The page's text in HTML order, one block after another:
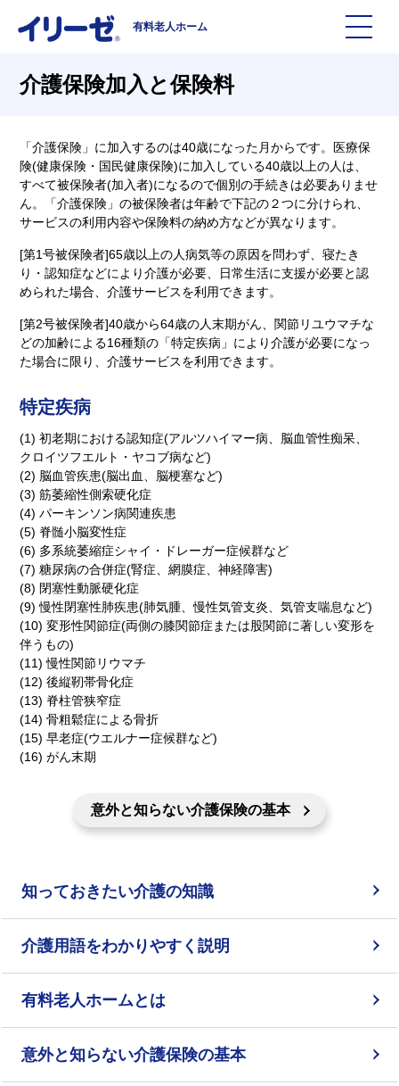
有料老人ホーム
施設を探す
イリーゼについて
イリーゼが選ばれる理由
一日の流れ
会社概要
入居までの流れ
お役立ち記事
知っておきたい介護の知識
介護用語をわかりやすく説明
有料老人ホームとは
意外と知らない介護保険の基本
有料老人ホームを選ぶ時のポイント
介護費用とお金について
その他
見学予約
採用情報
介護保険加入と保険料
「介護保険」に加入するのは40歳になった月からです。医療保
険(健康保険・国民健康保険)に加入している40歳以上の人は、
すべて被保険者(加入者)になるので個別の手続きは必要ありませ
ん。「介護保険」の被保険者は年齢で下記の２つに分けられ、
サービスの利用内容や保険料の納め方などが異なります。
[第1号被保険者]65歳以上の人病気等の原因を問わず、寝たき
り・認知症などにより介護が必要、日常生活に支援が必要と認
められた場合、介護サービスを利用できます。
[第2号被保険者]40歳から64歳の人末期がん、関節リユウマチな
どの加齢による16種類の「特定疾病」により介護が必要になっ
た場合に限り、介護サービスを利用できます。
特定疾病
(1) 初老期における認知症(アルツハイマー病、脳血管性痴呆、
クロイツフエルト・ヤコブ病など)
(2) 脳血管疾患(脳出血、脳梗塞など)
(3) 筋萎縮性側索硬化症
(4) パーキンソン病関連疾患
(5) 脊髄小脳変性症
(6) 多系統萎縮症シャイ・ドレーガー症候群など
(7) 糖尿病の合併症(腎症、網膜症、神経障害)
(8) 閉塞性動脈硬化症
(9) 慢性閉塞性肺疾患(肺気腫、慢性気管支炎、気管支喘息など)
(10) 変形性関節症(両側の膝関節症または股関節に著しい変形を
伴うもの)
(11) 慢性関節リウマチ
(12) 後縦靭帯骨化症
(13) 脊柱管狭窄症
(14) 骨粗鬆症による骨折
(15) 早老症(ウエルナー症候群など)
(16) がん末期
意外と知らない介護保険の基本
知っておきたい介護の知識
介護用語をわかりやすく説明
有料老人ホームとは
意外と知らない介護保険の基本